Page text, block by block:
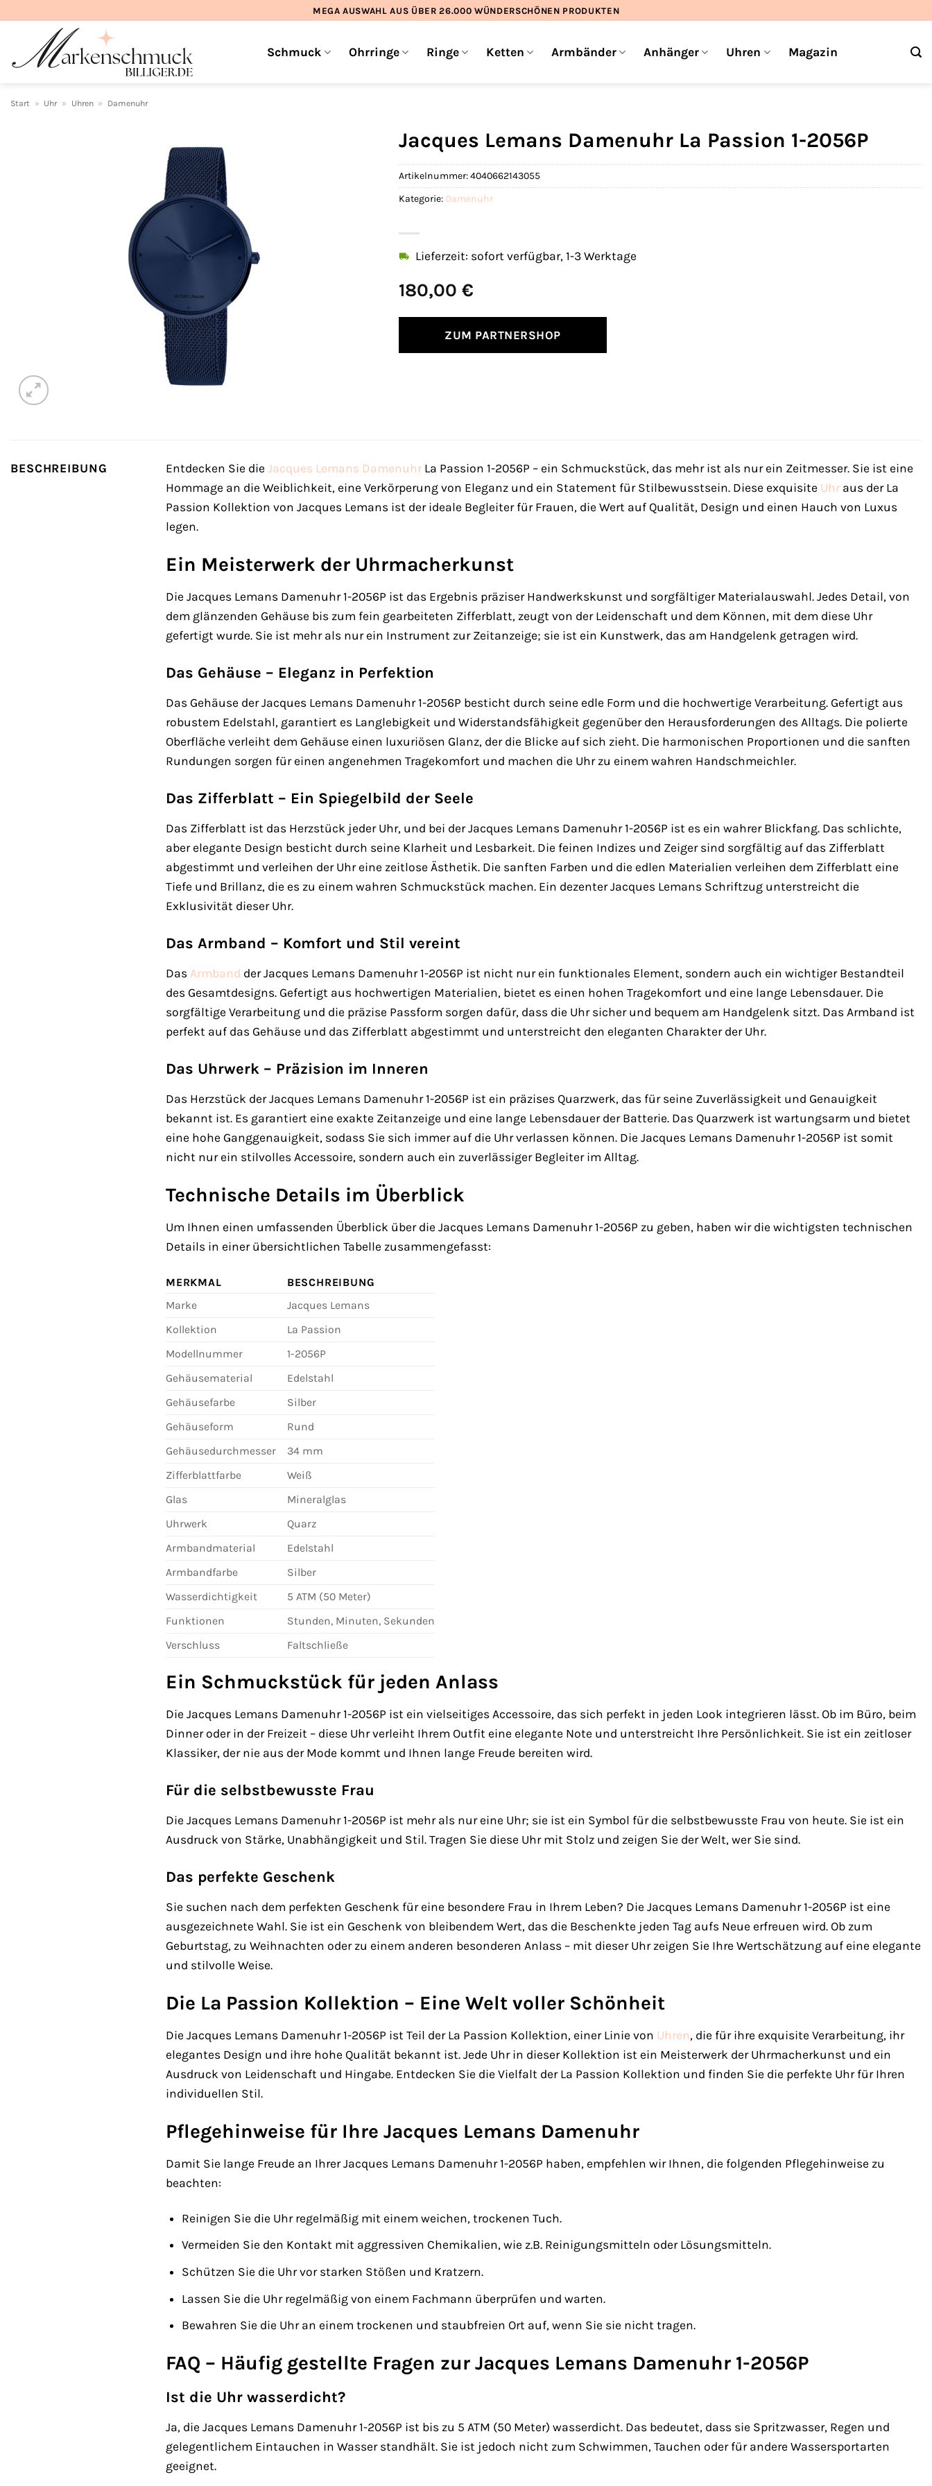
springen
MEGA AUSWAHL AUS ÜBER 26.000 WÜNDERSCHÖNEN PRODUKTEN
Schmuck Ohrringe Ringe Ketten Armbänder Anhänger Uhren Magazin
Start » Uhr » Uhren » Damenuhr
Jacques Lemans Damenuhr La Passion 1-2056P
180,00 €
Lieferzeit: sofort verfügbar, 1-3 Werktage
ZUM PARTNERSHOP
Artikelnummer:4040662143055
Kategorie: Damenuhr
BESCHREIBUNG Entdecken Sie die Jacques Lemans Damenuhr La Passion 1-2056P – ein Schmuckstück, das mehr ist als nur ein Zeitmesser. Sie ist eine
Hommage an die Weiblichkeit, eine Verkörperung von Eleganz und ein Statement für Stilbewusstsein. Diese exquisite Uhr aus der La
Passion Kollektion von Jacques Lemans ist der ideale Begleiter für Frauen, die Wert auf Qualität, Design und einen Hauch von Luxus
legen.
Ein Meisterwerk der Uhrmacherkunst
Die Jacques Lemans Damenuhr 1-2056P ist das Ergebnis präziser Handwerkskunst und sorgfältiger Materialauswahl. Jedes Detail, von
dem glänzenden Gehäuse bis zum fein gearbeiteten Zifferblatt, zeugt von der Leidenschaft und dem Können, mit dem diese Uhr
gefertigt wurde. Sie ist mehr als nur ein Instrument zur Zeitanzeige; sie ist ein Kunstwerk, das am Handgelenk getragen wird.
Das Gehäuse – Eleganz in Perfektion
Das Gehäuse der Jacques Lemans Damenuhr 1-2056P besticht durch seine edle Form und die hochwertige Verarbeitung. Gefertigt aus
robustem Edelstahl, garantiert es Langlebigkeit und Widerstandsfähigkeit gegenüber den Herausforderungen des Alltags. Die polierte
Oberfläche verleiht dem Gehäuse einen luxuriösen Glanz, der die Blicke auf sich zieht. Die harmonischen Proportionen und die sanften
Rundungen sorgen für einen angenehmen Tragekomfort und machen die Uhr zu einem wahren Handschmeichler.
Das Zifferblatt – Ein Spiegelbild der Seele
Das Zifferblatt ist das Herzstück jeder Uhr, und bei der Jacques Lemans Damenuhr 1-2056P ist es ein wahrer Blickfang. Das schlichte,
aber elegante Design besticht durch seine Klarheit und Lesbarkeit. Die feinen Indizes und Zeiger sind sorgfältig auf das Zifferblatt
abgestimmt und verleihen der Uhr eine zeitlose Ästhetik. Die sanften Farben und die edlen Materialien verleihen dem Zifferblatt eine
Tiefe und Brillanz, die es zu einem wahren Schmuckstück machen. Ein dezenter Jacques Lemans Schriftzug unterstreicht die
Exklusivität dieser Uhr.
Das Armband – Komfort und Stil vereint
Das Armband der Jacques Lemans Damenuhr 1-2056P ist nicht nur ein funktionales Element, sondern auch ein wichtiger Bestandteil
des Gesamtdesigns. Gefertigt aus hochwertigen Materialien, bietet es einen hohen Tragekomfort und eine lange Lebensdauer. Die
sorgfältige Verarbeitung und die präzise Passform sorgen dafür, dass die Uhr sicher und bequem am Handgelenk sitzt. Das Armband ist
perfekt auf das Gehäuse und das Zifferblatt abgestimmt und unterstreicht den eleganten Charakter der Uhr.
Das Uhrwerk – Präzision im Inneren
Das Herzstück der Jacques Lemans Damenuhr 1-2056P ist ein präzises Quarzwerk, das für seine Zuverlässigkeit und Genauigkeit
bekannt ist. Es garantiert eine exakte Zeitanzeige und eine lange Lebensdauer der Batterie. Das Quarzwerk ist wartungsarm und bietet
eine hohe Ganggenauigkeit, sodass Sie sich immer auf die Uhr verlassen können. Die Jacques Lemans Damenuhr 1-2056P ist somit
nicht nur ein stilvolles Accessoire, sondern auch ein zuverlässiger Begleiter im Alltag.
Technische Details im Überblick
Um Ihnen einen umfassenden Überblick über die Jacques Lemans Damenuhr 1-2056P zu geben, haben wir die wichtigsten technischen
Details in einer übersichtlichen Tabelle zusammengefasst:
MERKMAL
BESCHREIBUNG
Marke
Jacques Lemans
Kollektion
La Passion
Modellnummer
1-2056P
Gehäusematerial
Edelstahl
Gehäusefarbe
Silber
Gehäuseform
Rund
Gehäusedurchmesser
34 mm
Zifferblattfarbe
Weiß
Glas
Mineralglas
Uhrwerk
Quarz
Armbandmaterial
Edelstahl
Armbandfarbe
Silber
Wasserdichtigkeit
5 ATM (50 Meter)
Funktionen
Stunden, Minuten, Sekunden
Verschluss
Faltschließe
Ein Schmuckstück für jeden Anlass
Die Jacques Lemans Damenuhr 1-2056P ist ein vielseitiges Accessoire, das sich perfekt in jeden Look integrieren lässt. Ob im Büro, beim
Dinner oder in der Freizeit – diese Uhr verleiht Ihrem Outfit eine elegante Note und unterstreicht Ihre Persönlichkeit. Sie ist ein zeitloser
Klassiker, der nie aus der Mode kommt und Ihnen lange Freude bereiten wird.
Für die selbstbewusste Frau
Die Jacques Lemans Damenuhr 1-2056P ist mehr als nur eine Uhr; sie ist ein Symbol für die selbstbewusste Frau von heute. Sie ist ein
Ausdruck von Stärke, Unabhängigkeit und Stil. Tragen Sie diese Uhr mit Stolz und zeigen Sie der Welt, wer Sie sind.
Das perfekte Geschenk
Sie suchen nach dem perfekten Geschenk für eine besondere Frau in Ihrem Leben? Die Jacques Lemans Damenuhr 1-2056P ist eine
ausgezeichnete Wahl. Sie ist ein Geschenk von bleibendem Wert, das die Beschenkte jeden Tag aufs Neue erfreuen wird. Ob zum
Geburtstag, zu Weihnachten oder zu einem anderen besonderen Anlass – mit dieser Uhr zeigen Sie Ihre Wertschätzung auf eine elegante
und stilvolle Weise.
Die La Passion Kollektion – Eine Welt voller Schönheit
Die Jacques Lemans Damenuhr 1-2056P ist Teil der La Passion Kollektion, einer Linie von Uhren, die für ihre exquisite Verarbeitung, ihr
elegantes Design und ihre hohe Qualität bekannt ist. Jede Uhr in dieser Kollektion ist ein Meisterwerk der Uhrmacherkunst und ein
Ausdruck von Leidenschaft und Hingabe. Entdecken Sie die Vielfalt der La Passion Kollektion und finden Sie die perfekte Uhr für Ihren
individuellen Stil.
Pflegehinweise für Ihre Jacques Lemans Damenuhr
Damit Sie lange Freude an Ihrer Jacques Lemans Damenuhr 1-2056P haben, empfehlen wir Ihnen, die folgenden Pflegehinweise zu
beachten:
Reinigen Sie die Uhr regelmäßig mit einem weichen, trockenen Tuch.
Vermeiden Sie den Kontakt mit aggressiven Chemikalien, wie z.B. Reinigungsmitteln oder Lösungsmitteln.
Schützen Sie die Uhr vor starken Stößen und Kratzern.
Lassen Sie die Uhr regelmäßig von einem Fachmann überprüfen und warten.
Bewahren Sie die Uhr an einem trockenen und staubfreien Ort auf, wenn Sie sie nicht tragen.
FAQ – Häufig gestellte Fragen zur Jacques Lemans Damenuhr 1-2056P
Ist die Uhr wasserdicht?
Ja, die Jacques Lemans Damenuhr 1-2056P ist bis zu 5 ATM (50 Meter) wasserdicht. Das bedeutet, dass sie Spritzwasser, Regen und
gelegentlichem Eintauchen in Wasser standhält. Sie ist jedoch nicht zum Schwimmen, Tauchen oder für andere Wassersportarten
geeignet.